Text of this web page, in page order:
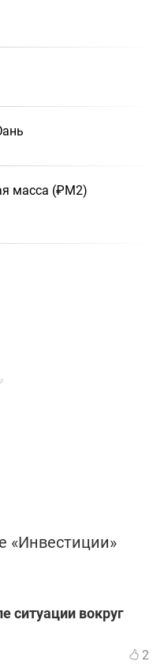
масса (₽М2)
«Инвестиции»
ситуации вокруг
2